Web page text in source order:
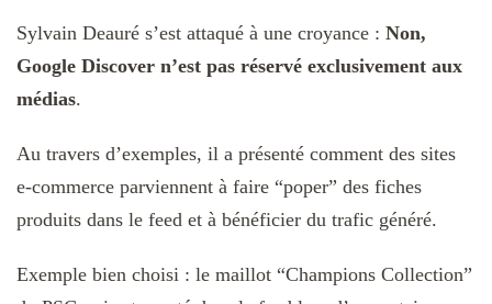
Sylvain Deauré s’est attaqué à une croyance : Non,
Google Discover n’est pas réservé exclusivement aux
médias.
Au travers d’exemples, il a présenté comment des sites
e-commerce parviennent à faire “poper” des fiches
produits dans le feed et à bénéficier du trafic généré.
Exemple bien choisi : le maillot “Champions Collection”